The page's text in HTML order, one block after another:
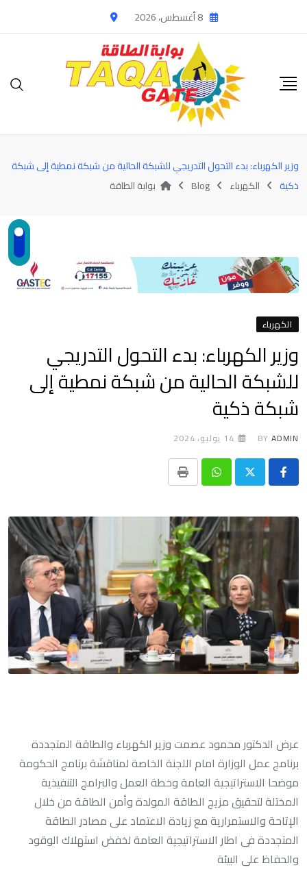
to
8 أغسطس، 2026
وزير الكهرباء: بدء التحول التدريجي للشبكة الحالية من شبكة نمطية إلى شبكة
ذكية
الكهرباء Blog بوابة الطاقة
الكهرباء
وزير الكهرباء: بدء التحول التدريجي
للشبكة الحالية من شبكة نمطية إلى
شبكة ذكية
BY ADMIN 14 يوليو، 2024
Whatsapp
Print
عرض الدكتور محمود عصمت وزير الكهرباء والطاقة المتجددة
برنامج عمل الوزارة امام اللجنة الخاصة لمناقشة برنامج الحكومة
موضحا الاستراتيجية العامة وخطة العمل والبرامج التنفيذية
المختلة لتحقيق مزيج الطاقة المولدة وأمن الطاقة من خلال
الإتاحة والاستمرارية مع زيادة الاعتماد على مصادر الطاقة
المتجددة فى اطار الاستراتيجية العامة لخفض استهلاك الوقود
والحفاظ على البيئة